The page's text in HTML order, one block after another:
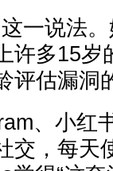
一说法
许多15岁
评估漏洞
、小红
交，每天